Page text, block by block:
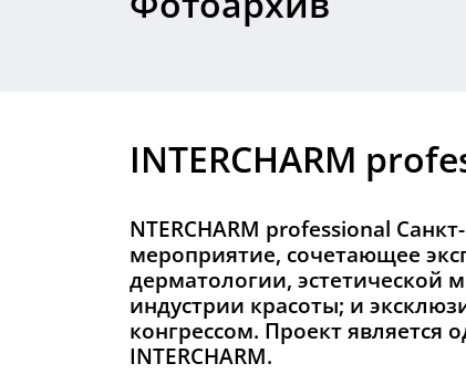
INTERCHARM
NTERCHARM professional
мероприятие, сочетающее
дерматологии, эстетической
индустрии красоты; и
конгрессом. Проект
INTERCHARM.